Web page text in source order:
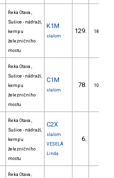
Řeka Otava ,
Sušice - nádraží,
kemp u
železničního
mostu
K1M
slalom
129. 18/ZM
Řeka Otava ,
Sušice - nádraží,
kemp u
železničního
mostu
C1M
slalom
78. 10/ZM
Řeka Otava ,
Sušice - nádraží,
kemp u
železničního
mostu
C2X
slalom
VESELÁ
Linda
6.
Řeka Otava ,